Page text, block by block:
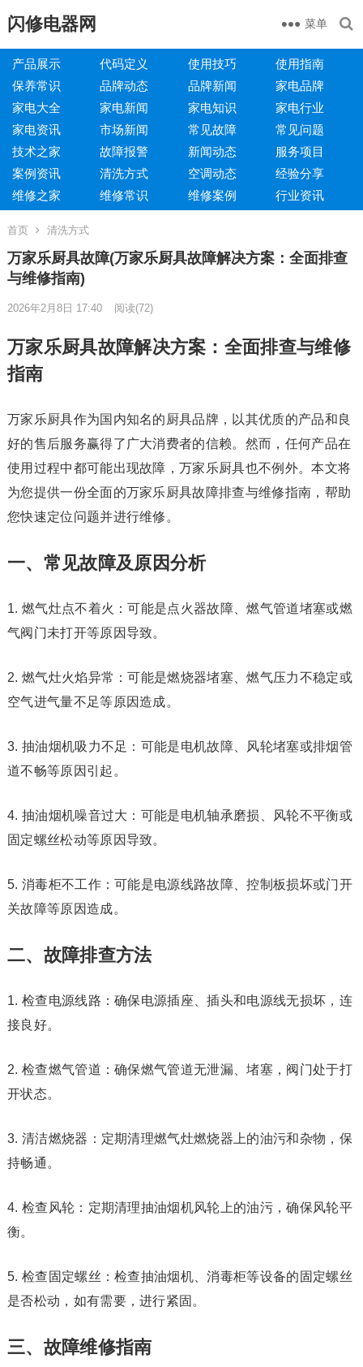
闪修电器网 菜单
产品展示 代码定义 使用技巧
使用指南
保养常识
品牌动态 品牌新闻
家电品牌
家电大全
家电新闻 家电知识
家电行业
家电资讯
市场新闻 常见故障
常见问题
技术之家
故障报警 新闻动态
服务项目
案例资讯
清洗方式 空调动态
经验分享
维修之家
维修常识 维修案例 行业资讯
首页 清洗方式
万家乐厨具故障(万家乐厨具故障解决方案：全面排查
与维修指南)
2026年2月8日 17:40 阅读(72)
万家乐厨具故障解决方案：全面排查与维修
指南
万家乐厨具作为国内知名的厨具品牌，以其优质的产品和良
好的售后服务赢得了广大消费者的信赖。然而，任何产品在
使用过程中都可能出现故障，万家乐厨具也不例外。本文将
为您提供一份全面的万家乐厨具故障排查与维修指南，帮助
您快速定位问题并进行维修。
一、常见故障及原因分析
1. 燃气灶点不着火：可能是点火器故障、燃气管道堵塞或燃
气阀门未打开等原因导致。
2. 燃气灶火焰异常：可能是燃烧器堵塞、燃气压力不稳定或
空气进气量不足等原因造成。
3. 抽油烟机吸力不足：可能是电机故障、风轮堵塞或排烟管
道不畅等原因引起。
4. 抽油烟机噪音过大：可能是电机轴承磨损、风轮不平衡或
固定螺丝松动等原因导致。
5. 消毒柜不工作：可能是电源线路故障、控制板损坏或门开
关故障等原因造成。
二、故障排查方法
1. 检查电源线路：确保电源插座、插头和电源线无损坏，连
接良好。
2. 检查燃气管道：确保燃气管道无泄漏、堵塞，阀门处于打
开状态。
3. 清洁燃烧器：定期清理燃气灶燃烧器上的油污和杂物，保
持畅通。
4. 检查风轮：定期清理抽油烟机风轮上的油污，确保风轮平
衡。
5. 检查固定螺丝：检查抽油烟机、消毒柜等设备的固定螺丝
是否松动，如有需要，进行紧固。
三、故障维修指南